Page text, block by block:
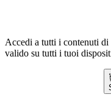
Accedi a tutti i contenuti
valido su tutti i tuoi